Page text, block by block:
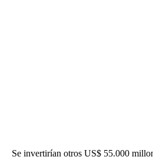
Se invertirían otros US$ 55.000